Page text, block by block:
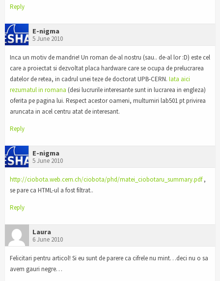
Reply
E-nigma
5 June 2010
Inca un motiv de mandrie! Un roman de-al nostru (sau.. de-al lor :D) este cel
care a proiectat si dezvoltat placa hardware care se ocupa de prelucrarea
datelor de retea, in cadrul unei teze de doctorat UPB-CERN. Iata aici
rezumatul in romana (desi lucrurile interesante sunt in lucrarea in engleza)
oferita pe pagina lui. Respect acestor oameni, multumiri lab501 pt privirea
aruncata in acel centru atat de interesant.
Reply
E-nigma
5 June 2010
http://ciobota.web.cern.ch/ciobota/phd/matei_ciobotaru_summary.pdf,
se pare ca HTML-ul a fost filtrat..
Reply
Laura
6 June 2010
Felicitari pentru articol! Si eu sunt de parere ca cifrele nu mint…deci nu o sa
avem gauri negre…